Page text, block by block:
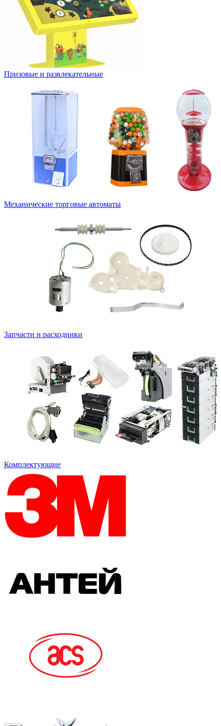
Призовые и развлекательные
Механические торговые автоматы
Запчасти и расходники
Комплектующие